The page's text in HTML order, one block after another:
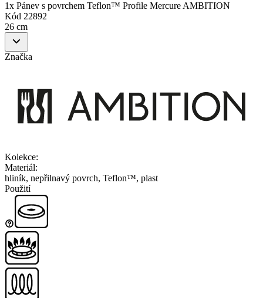
1x Pánev s povrchem Teflon™ Profile Mercure AMBITION
Kód 22892
26 cm
Značka
Kolekce:
Materiál:
hliník, nepřilnavý povrch, Teflon™, plast
Použití